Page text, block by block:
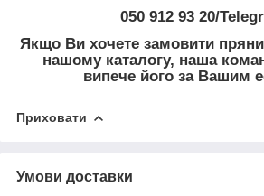
050 912 93 20/
Якщо Ви хочете замовити
нашому каталогу, наша
випече його за Вашим
Приховати
Умови доставки